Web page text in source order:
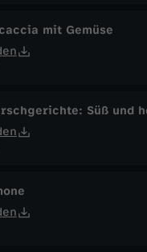
mit Gemüse
Süß und